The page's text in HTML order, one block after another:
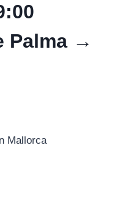
Palma →
Mallorca